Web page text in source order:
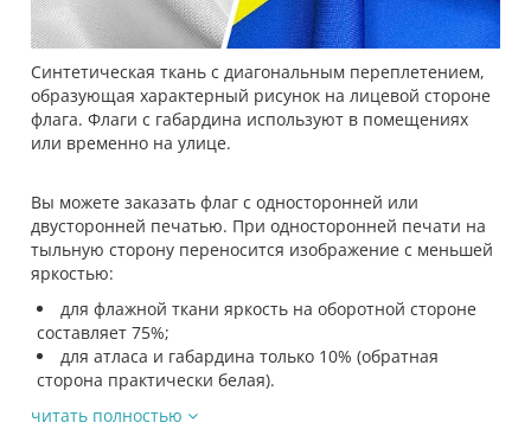
Синтетическая ткань с диагональным переплетением,
образующая характерный рисунок на лицевой стороне
флага. Флаги с габардина используют в помещениях
или временно на улице.
Вы можете заказать флаг с односторонней или
двусторонней печатью. При односторонней печати на
тыльную сторону переносится изображение с меньшей
яркостью:
для флажной ткани яркость на оборотной стороне
составляет 75%;
для атласа и габардина только 10% (обратная
сторона практически белая).
читать полностью